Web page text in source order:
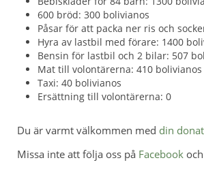
600 bröd: 300 bolivianos
Påsar för att packa ner ris och
Hyra av lastbil med förare: 1400
Bensin för lastbil och 2 bilar: 507
Mat till volontärerna: 410 bolivianos
Taxi: 40 bolivianos
Ersättning till volontärerna: 0
Du är varmt välkommen med din
Missa inte att följa oss på Facebook och